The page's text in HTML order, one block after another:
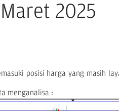
2025
posisi harga yang masih
menganalisa :